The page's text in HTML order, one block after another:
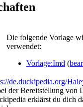
Die folgende Vorlage
verwendet:
Vorlage:Imd (
de.duckipedia.org/
der Bereitstellung von
erklärst du dich